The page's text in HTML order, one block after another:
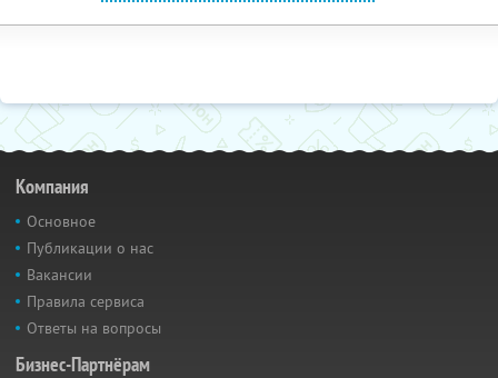
Компания
Основное
Публикации о нас
Вакансии
Правила сервиса
Ответы на вопросы
Бизнес-Партнёрам